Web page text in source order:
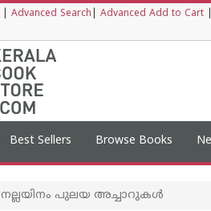
Advanced Search Advanced Add to Cart
Best Sellers Browse Books
നല്ലയിനം പുലയ അച്ചാറുകൾ